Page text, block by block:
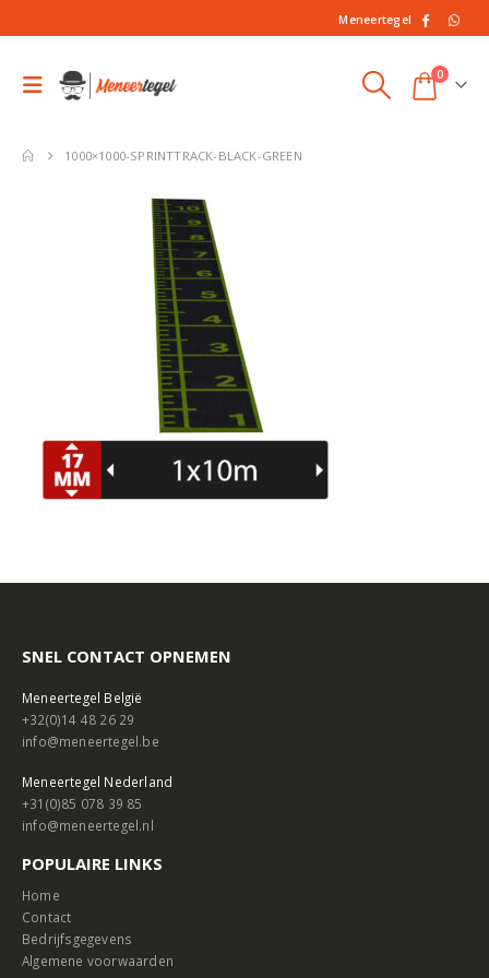
Meneertegel
0
1000×1000-SPRINTTRACK-BLACK-GREEN
SNEL CONTACT OPNEMEN
Meneertegel België
+32(0)14 48 26 29
info@meneertegel.be
Meneertegel Nederland
+31(0)85 078 39 85
info@meneertegel.nl
POPULAIRE LINKS
Home
Contact
Bedrijfsgegevens
Algemene voorwaarden